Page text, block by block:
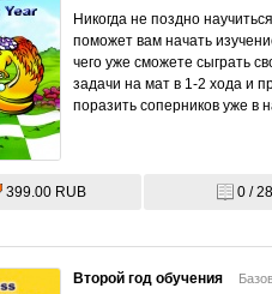
Никогда не поздно
поможет вам начать
чего уже сможете сыграть
задачи на мат в 1-2 хода и
поразить соперников уже в
399.00 RUB 0 /
Второй год обучения